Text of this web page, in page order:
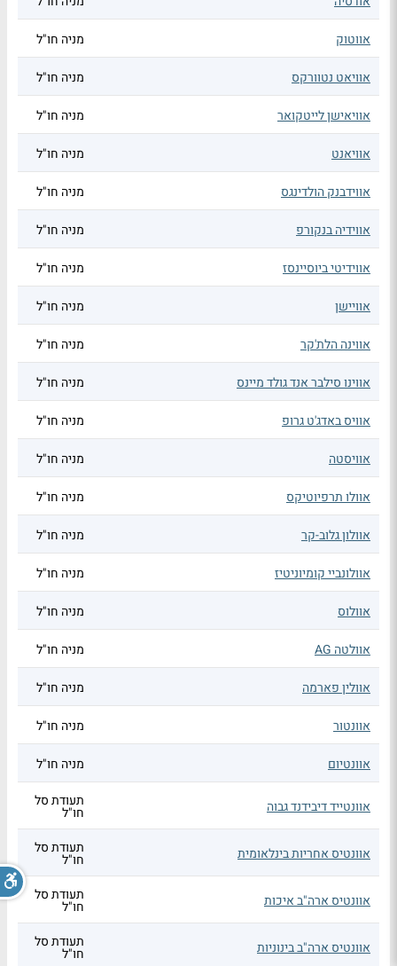
אווטוק מניה חו"ל
אוויאט נטוורקס מניה חו"ל
אוויאישן לייטקואר מניה חו"ל
אוויאנט מניה חו"ל
אווידבנק הולדינגס מניה חו"ל
אווידיה בנקורפ מניה חו"ל
אווידיטי ביוסיינסז מניה חו"ל
אוויישן מניה חו"ל
אווינה הלת'קר מניה חו"ל
אווינו סילבר אנד גולד מיינס מניה חו"ל
אוויס באדג'ט גרופ מניה חו"ל
אוויסטה מניה חו"ל
אוולו תרפיוטיקס מניה חו"ל
אוולון גלוב-קר מניה חו"ל
אוולונביי קומיוניטיז מניה חו"ל
אוולוס מניה חו"ל
אוולטה AG מניה חו"ל
אוולין פארמה מניה חו"ל
אוונטור מניה חו"ל
אוונטיום מניה חו"ל
אוונטייד דיבידנד גבוה תעודת סל
חו"ל
אוונטיס אחריות בינלאומית תעודת סל
חו"ל
אוונטיס ארה"ב איכות תעודת סל
חו"ל
אוונטיס ארה"ב בינוניות תעודת סל
חו"ל